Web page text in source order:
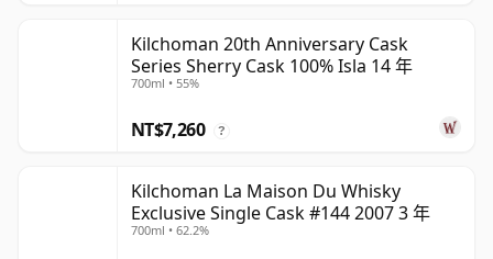
Kilchoman 20th Anniversary Cask
Series Sherry Cask 100% Isla 14 年
700ml • 55%
NT$7,260 ?
Kilchoman La Maison Du Whisky
Exclusive Single Cask #144 2007 3 年
700ml • 62.2%